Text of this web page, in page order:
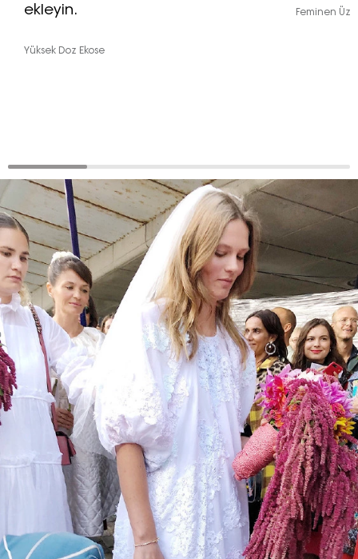
Haftalık E-Bülten
Moda dünyasında neler oluyor? Yeni
fikirler, öne çıkan koleksiyonlar, en
vogue trendler, ünlülerden güzelllik
sırları ve en popüler partilerden
haberdar olmak için haftalık e-
bültenimize kaydolun.
ekleyin.
Yüksek Doz Ekose
Feminen